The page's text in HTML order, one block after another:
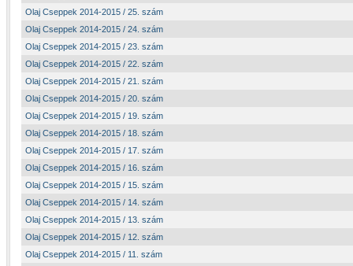
Olaj Cseppek 2014-2015 / 25. szám
Olaj Cseppek 2014-2015 / 24. szám
Olaj Cseppek 2014-2015 / 23. szám
Olaj Cseppek 2014-2015 / 22. szám
Olaj Cseppek 2014-2015 / 21. szám
Olaj Cseppek 2014-2015 / 20. szám
Olaj Cseppek 2014-2015 / 19. szám
Olaj Cseppek 2014-2015 / 18. szám
Olaj Cseppek 2014-2015 / 17. szám
Olaj Cseppek 2014-2015 / 16. szám
Olaj Cseppek 2014-2015 / 15. szám
Olaj Cseppek 2014-2015 / 14. szám
Olaj Cseppek 2014-2015 / 13. szám
Olaj Cseppek 2014-2015 / 12. szám
Olaj Cseppek 2014-2015 / 11. szám